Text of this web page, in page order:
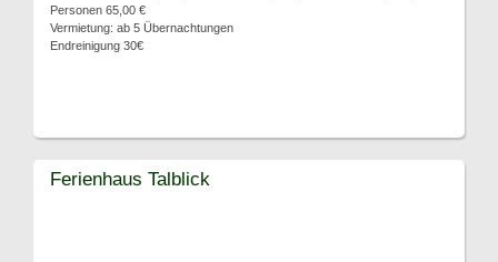
Personen 65,00 €
Vermietung: ab 5 Übernachtungen
Endreinigung 30€
Ferienhaus Talblick